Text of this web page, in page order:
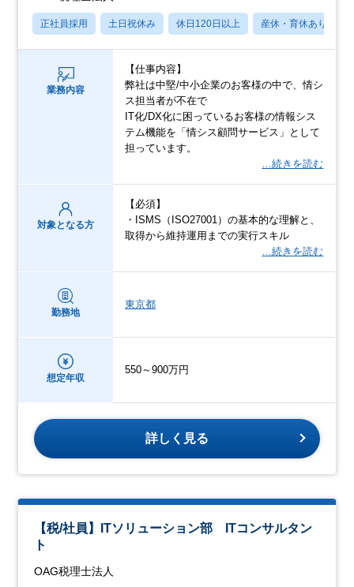
正社員採用 土日祝休み 休日120日以上 産休・育休あり
業務内容
【仕事内容】
弊社は中堅/中小企業のお客様の中で、情シ
ス担当者が不在で
IT化/DX化に困っているお客様の情報シス
テム機能を「情シス顧問サービス」として
担っています。
…続きを読む
対象となる方
【必須】
・ISMS（ISO27001）の基本的な理解と、
取得から維持運用までの実行スキル
…続きを読む
勤務地
東京都
想定年収
550～900万円
詳しく見る
【税/社員】ITソリューション部 ITコンサルタン
ト
OAG税理士法人